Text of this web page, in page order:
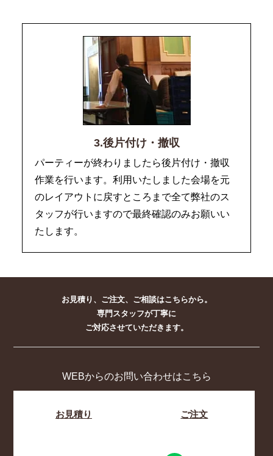
3.後片付け・撤収
パーティーが終わりましたら後片付け・撤収
作業を行います。利用いたしました会場を元
のレイアウトに戻すところまで全て弊社のス
タッフが行いますので最終確認のみお願いい
たします。
お見積り、ご注文、ご相談はこちらから。
専門スタッフが丁寧に
ご対応させていただきます。
WEBからのお問い合わせはこちら
お見積り ご注文